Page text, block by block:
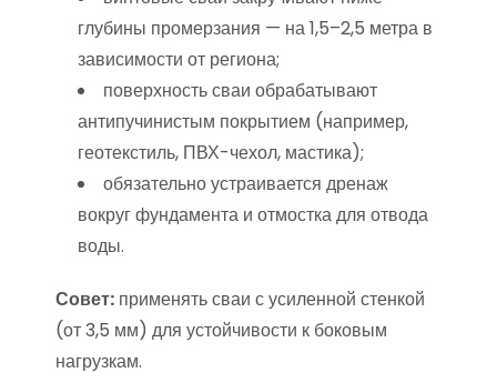
глубины промерзания — на 1,5–2,5 метра в
зависимости от региона;
поверхность сваи обрабатывают
антипучинистым покрытием (например,
геотекстиль, ПВХ-чехол, мастика);
обязательно устраивается дренаж
вокруг фундамента и отмостка для отвода
воды.
Совет: применять сваи с усиленной стенкой
(от 3,5 мм) для устойчивости к боковым
нагрузкам.